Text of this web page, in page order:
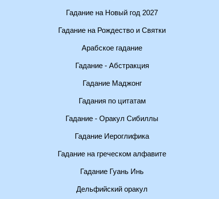
Гадание на Новый год 2027
Гадание на Рождество и Святки
Арабское гадание
Гадание - Абстракция
Гадание Маджонг
Гадания по цитатам
Гадание - Оракул Сибиллы
Гадание Иероглифика
Гадание на греческом алфавите
Гадание Гуань Инь
Дельфийский оракул